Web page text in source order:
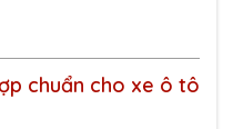
chuẩn cho xe ô tô